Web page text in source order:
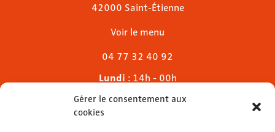
Gérer le consentement aux
cookies
42000 Saint-Étienne
Voir le menu
04 77 32 40 92
Lundi : 14h - 00h
Mardi & mercredi
Jeudi